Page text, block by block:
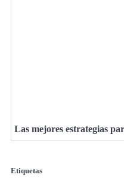
Las mejores estrategias
Etiquetas